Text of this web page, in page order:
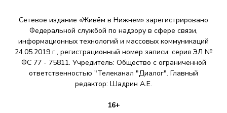
Сетевое издание «Живём в Нижнем» зарегистрировано
Федеральной службой по надзору в сфере связи,
информационных технологий и массовых коммуникаций
24.05.2019 г., регистрационный номер записи: серия ЭЛ №
ФС 77 - 75811. Учредитель: Общество с ограниченной
ответственностью "Телеканал "Диалог". Главный
редактор: Шадрин A.E.
16+